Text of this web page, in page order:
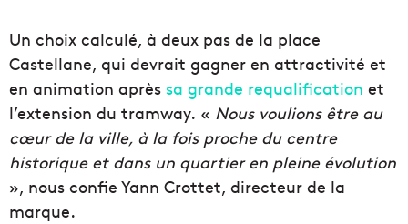
Un choix calculé, à deux pas de la place
Castellane, qui devrait gagner en attractivité et
en animation après sa grande requalification et
l’extension du tramway. « Nous voulions être au
cœur de la ville, à la fois proche du centre
historique et dans un quartier en pleine évolution
», nous confie Yann Crottet, directeur de la
marque.